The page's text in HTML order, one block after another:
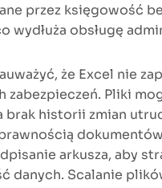
przez księgowość
wydłuża obsługę
że Excel nie
zabezpieczeń. Pliki
brak historii zmian
arkusza, aby
danych. Scalanie